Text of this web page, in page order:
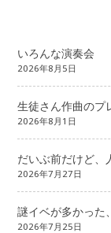
いろんな演奏会
2026年8月5日
生徒さん作曲のプ
2026年8月1日
だいぶ前だけど、
2026年7月27日
謎イベが多かった
2026年7月25日